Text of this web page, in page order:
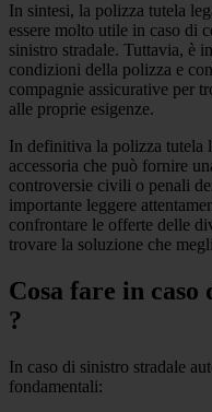
In sintesi, la polizza tutela
essere molto utile in caso di
sinistro stradale. Tuttavia, è
condizioni della polizza e
compagnie assicurative per
alle proprie esigenze.
In definitiva la polizza tutela
accessoria che può fornire
controversie civili o penali
importante leggere
confrontare le offerte delle
trovare la soluzione che
Cosa fare in
?
In caso di sinistro stradale
fondamentali: